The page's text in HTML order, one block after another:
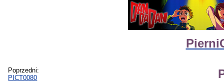
Poprzedni:
PICT0080